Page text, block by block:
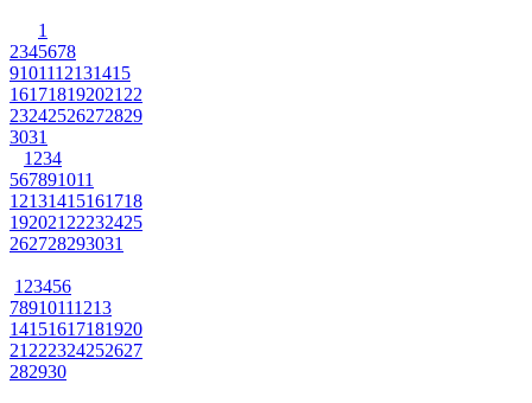
1
2345678
9101112131415
16171819202122
23242526272829
3031
1234
567891011
12131415161718
19202122232425
262728293031
123456
78910111213
14151617181920
21222324252627
282930